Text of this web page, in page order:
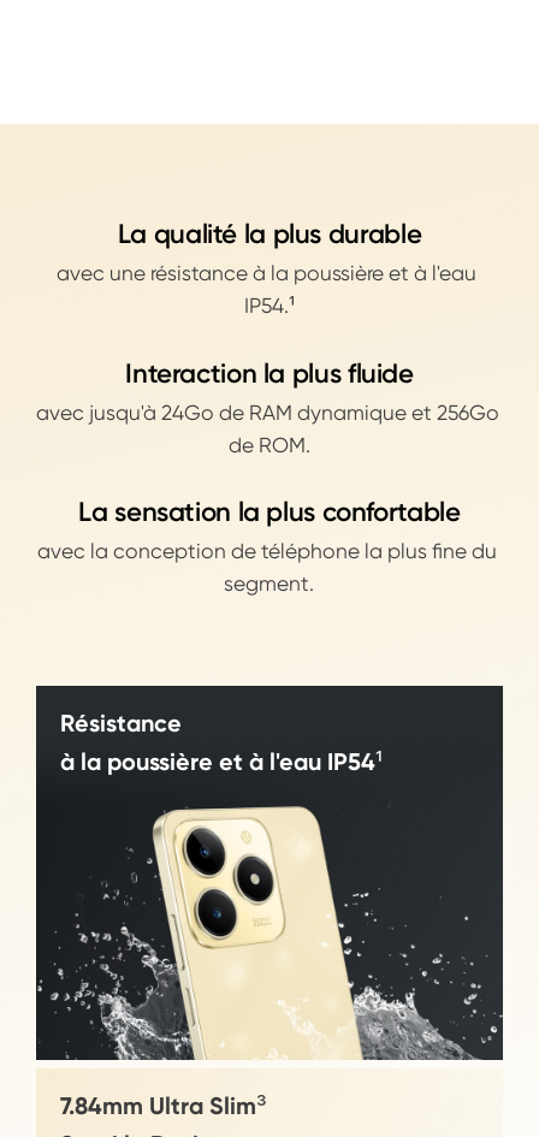
La qualité la plus durable
avec une résistance à la poussière et à l'eau
IP54.¹
Interaction la plus fluide
avec jusqu'à 24Go de RAM dynamique et 256Go
de ROM.
La sensation la plus confortable
avec la conception de téléphone la plus fine du
segment.
Résistance
à la poussière et à l'eau IP54¹
7.84mm Ultra Slim³